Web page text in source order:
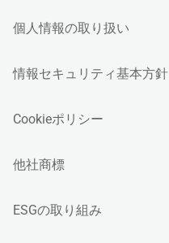
個人情報の取り扱い
情報セキュリティ基本方針
Cookieポリシー
他社商標
ESGの取り組み